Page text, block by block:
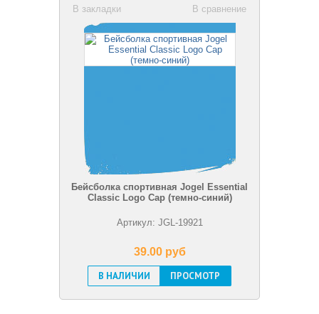
В сравнение
В закладки
Бейсболка спортивная Jogel Essential
Classic Logo Cap (темно-синий)
Артикул: JGL-19921
39.00 pуб
В НАЛИЧИИ
ПРОСМОТР